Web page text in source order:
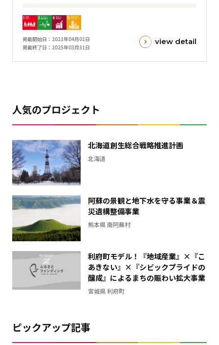
標
金
額
金
額
と
の
差
を
表
し
た
横
グ
ラ
掲載開始日
2021年04月01日
掲載終了日
2025年03月31日
view detail
人気のプロジェクト
北海道創生総合戦略推進計画
北海道
阿蘇の景観と地下水を守る事業＆震
災遺構整備事業
熊本県 南阿蘇村
利府町モデル！『地域産業』×『こ
あきない』×『シビックプライドの
醸成』によるまちの賑わい拡大事業
宮城県 利府町
ピックアップ記事